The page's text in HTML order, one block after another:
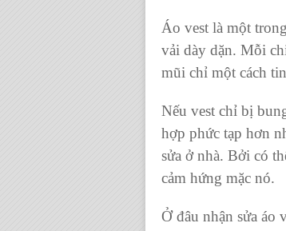
Áo vest là một
vải dày dặn. Mỗi
mũi chỉ một cách
Nếu vest chỉ bị
hợp phức tạp hơn
sửa ở nhà. Bởi có
cảm hứng mặc nó.
Ở đâu nhận sửa áo